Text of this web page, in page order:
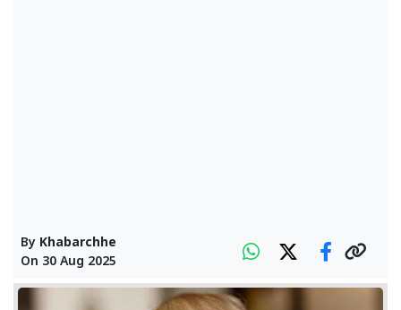
By Khabarchhe
On 30 Aug 2025